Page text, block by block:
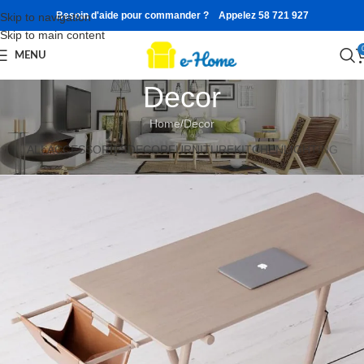
Skip to navigation
Skip to main content
Besoin d'aide pour commander ? Appelez 58 721 927
MENU
Decor
Home Decor
ALLACCESSORIES DECORFURNITUREKITCHENLIGHTING